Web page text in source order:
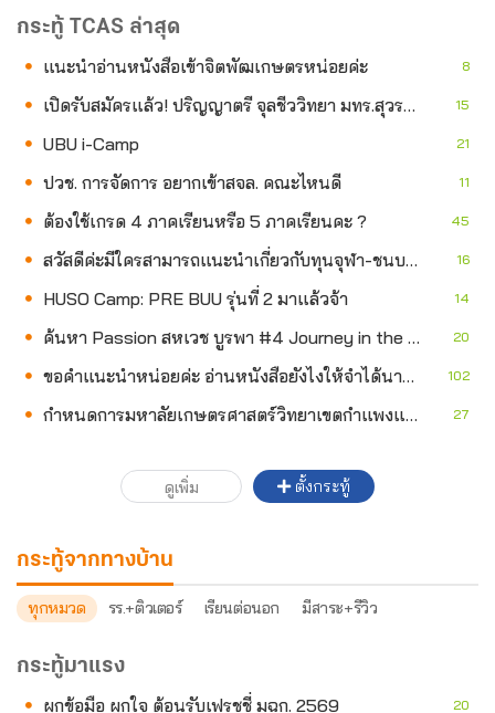
กระทู้ TCAS ล่าสุด
แนะนำอ่านหนังสือเข้าจิตพัฒเกษตรหน่อยค่ะ
8
เปิดรับสมัครแล้ว! ปริญญาตรี จุลชีววิทยา มทร.สุวรรณภูมิ ปี 2570 พร้อมโอกาสเรียน+ทำงานจริง 15
UBU i-Camp 21
ปวช. การจัดการ อยากเข้าสจล. คณะไหนดี 11
ต้องใช้เกรด 4 ภาคเรียนหรือ 5 ภาคเรียนคะ ? 45
สวัสดีค่ะมีใครสามารถแนะนำเกี่ยวกับทุนจุฬา-ชนบทได้บ้างคะ 16
HUSO Camp: PRE BUU รุ่นที่ 2 มาแล้วจ้า 14
ค้นหา Passion สหเวช บูรพา #4 Journey in the Multiverse of Health 20
ขอคำแนะนำหน่อยค่ะ อ่านหนังสือยังไงให้จำได้นาน? 102
กำหนดการมหาลัยเกษตรศาสตร์วิทยาเขตกำแพงแสน 27
ดูเพิ่ม ตั้งกระทู้
กระทู้จากทางบ้าน
ทุกหมวด รร.+ติวเตอร์ เรียนต่อนอก มีสาระ+รีวิว
กระทู้มาแรง
ผูกข้อมือ ผูกใจ ต้อนรับเฟรชชี่ มฉก. 2569
20